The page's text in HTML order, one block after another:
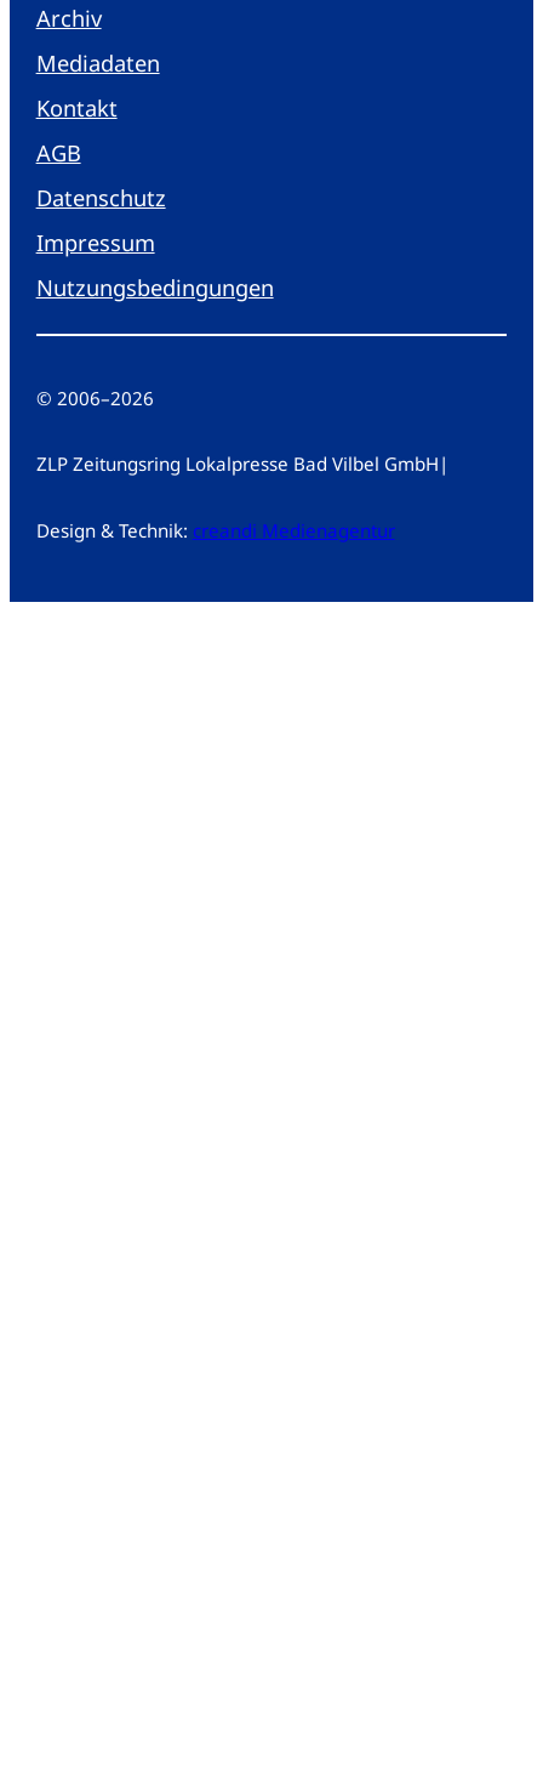
Archiv
Mediadaten
Kontakt
AGB
Datenschutz
Impressum
Nutzungsbedingungen
© 2006–2026
ZLP Zeitungsring Lokalpresse Bad Vilbel GmbH |
Design & Technik: creandi Medienagentur